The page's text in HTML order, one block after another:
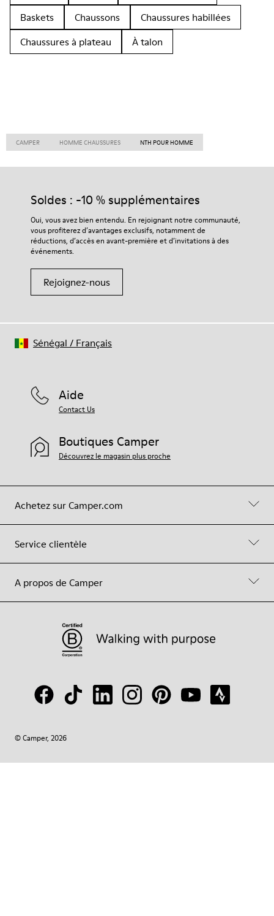
Baskets
Chaussons
Chaussures habillées
Chaussures à plateau
À talon
CAMPER HOMME CHAUSSURES NTH POUR HOMME
Soldes : -10 % supplémentaires
Oui, vous avez bien entendu. En rejoignant notre communauté,
vous profiterez d’avantages exclusifs, notamment de
réductions, d’accès en avant-première et d’invitations à des
événements.
Rejoignez-nous
Achetez sur Camper.com
Service clientèle
A propos de Camper
Aide
Contact Us
Boutiques Camper
Découvrez le magasin plus proche
© Camper, 2026
Sénégal / Français